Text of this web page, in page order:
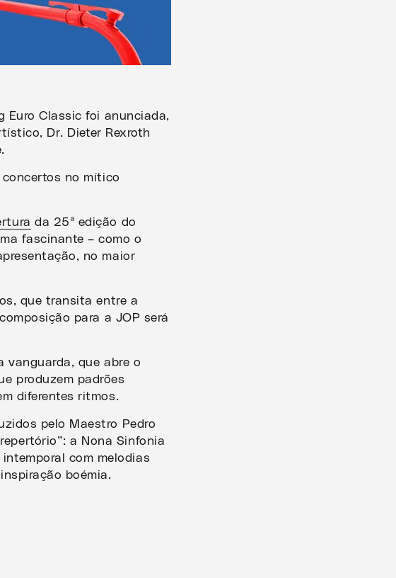
Euro Classic foi anunciada,
Dr. Dieter Rexroth
no mítico
da 25ª edição do
fascinante – como o
no maior
que transita entre a
para a JOP será
vanguarda, que abre o
produzem padrões
diferentes ritmos.
pelo Maestro Pedro
a Nona Sinfonia
com melodias
boémia.